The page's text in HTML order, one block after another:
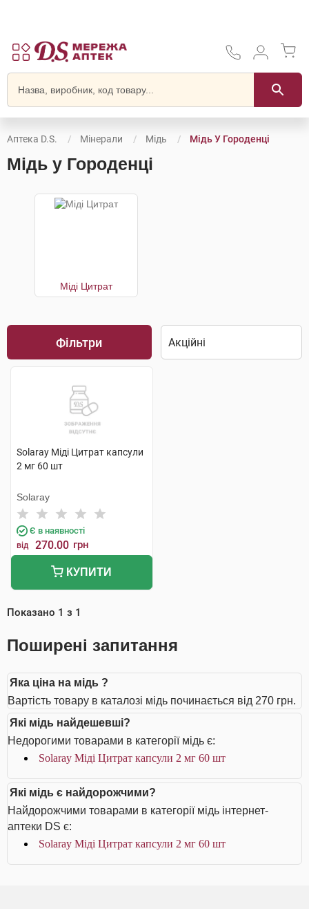
Аптека D.S. Мінерали Мідь Мідь У Городенці
Мідь у Городенці
Міді Цитрат
Фільтри
Solaray Міді Цитрат капсули
2 мг 60 шт
Solaray
Є в наявності
від 270.00 грн
КУПИТИ
Показано 1 з 1
Поширені запитання
Яка ціна на мідь ?
Вартість товару в каталозі мідь починається від 270 грн.
Які мідь найдешевші?
Недорогими товарами в категорії мідь є:
Solaray Міді Цитрат капсули 2 мг 60 шт
Які мідь є найдорожчими?
Найдорожчими товарами в категорії мідь інтернет-
аптеки DS є:
Solaray Міді Цитрат капсули 2 мг 60 шт